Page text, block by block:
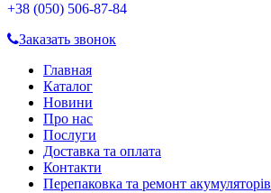
+38 (050) 506-87-84
Заказать звонок
Главная
Каталог
Новини
Про нас
Послуги
Доставка та оплата
Контакти
Перепаковка та ремонт акумуляторів